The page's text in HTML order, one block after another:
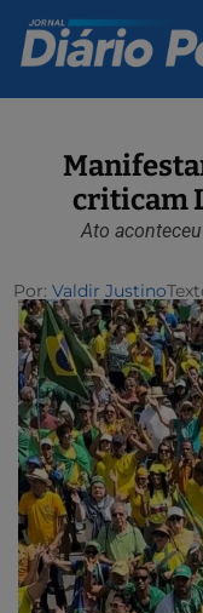
criticam
Ato
Por: Valdir Justino